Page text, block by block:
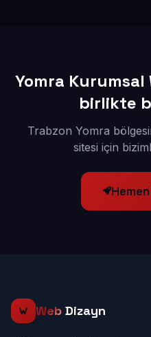
Yomra Kurumsal
birlikte
Trabzon Yomra
sitesi için
Web Dizayn